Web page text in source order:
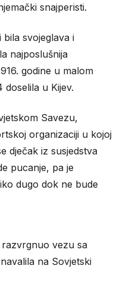
snajperisti.
bila svojeglava i
najposlušnija
godine u malom
doselila u Kijev.
Savezu,
organizaciji u kojoj
dječak iz susjedstva
pucanje, pa je
dugo dok ne bude
razvrgnuo vezu sa
na Sovjetski